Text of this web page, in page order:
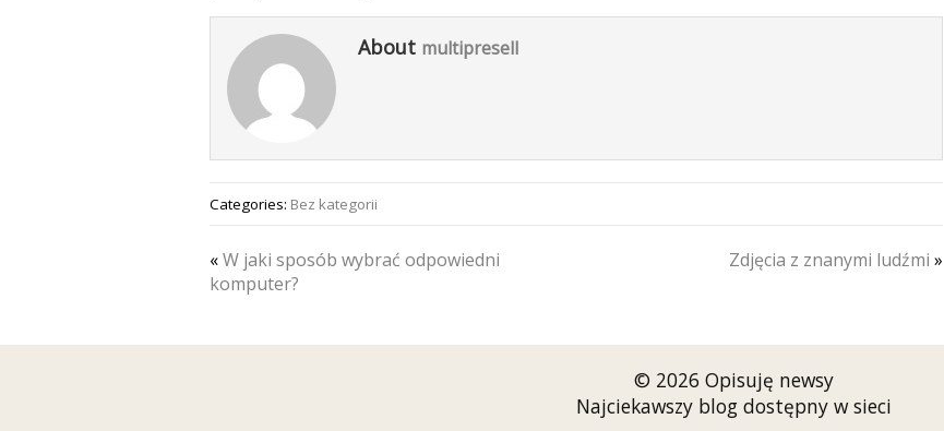
About multipresell
Categories: Bez kategorii
«W jaki sposób wybrać odpowiedni
komputer?
Zdjęcia z znanymi ludźmi »
© 2026 Opisuję newsy
Najciekawszy blog dostępny w sieci